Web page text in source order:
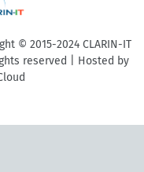
© 2015-2024 CLARIN-IT
reserved | Hosted by